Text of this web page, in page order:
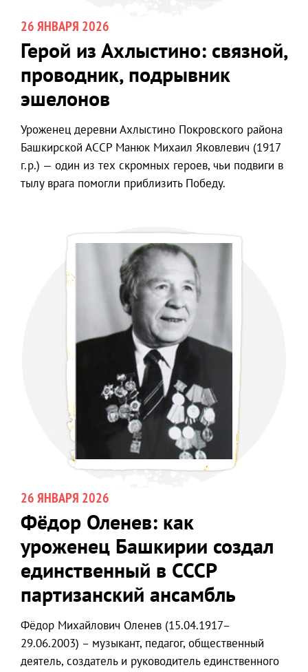
26 ЯНВАРЯ 2026
Герой из Ахлыстино: связной,
проводник, подрывник
эшелонов
Уроженец деревни Ахлыстино Покровского района
Башкирской АССР Манюк Михаил Яковлевич (1917
г.р.) — один из тех скромных героев, чьи подвиги в
тылу врага помогли приблизить Победу.
26 ЯНВАРЯ 2026
Фёдор Оленев: как
уроженец Башкирии создал
единственный в СССР
партизанский ансамбль
Фёдор Михайлович Оленев (15.04.1917–
29.06.2003) – музыкант, педагог, общественный
деятель, создатель и руководитель единственного